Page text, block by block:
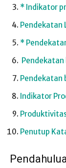
* Indikator
Pendekatan
*
Pendekatan
Indikator
Penutup